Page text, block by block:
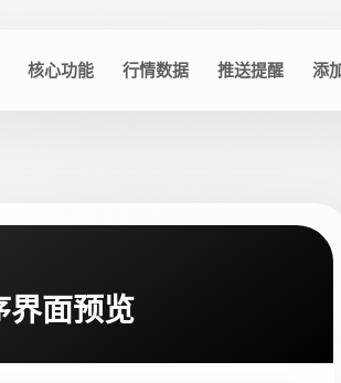
核心功能 行情数据 推送提醒 添
界面预览